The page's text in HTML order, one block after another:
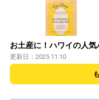
お土産に！ハワイの人
更新日：2025.11.10